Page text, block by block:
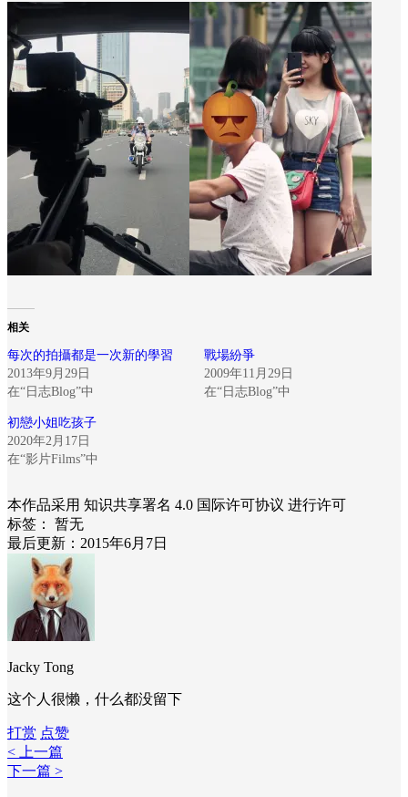
相关
每次的拍攝都是一次新的學習
2013年9月29日
在“日志Blog”中
戰場紛爭
2009年11月29日
在“日志Blog”中
初戀小姐吃孩子
2020年2月17日
在“影片Films”中
本作品采用 知识共享署名 4.0 国际许可协议 进行许可
标签：
暂无
最后更新：2015年6月7日
Jacky Tong
这个人很懒，什么都没留下
打赏 点赞
< 上一篇
下一篇 >